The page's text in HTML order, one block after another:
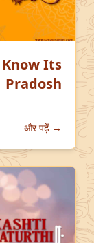
Know Its
और पढ़ें →